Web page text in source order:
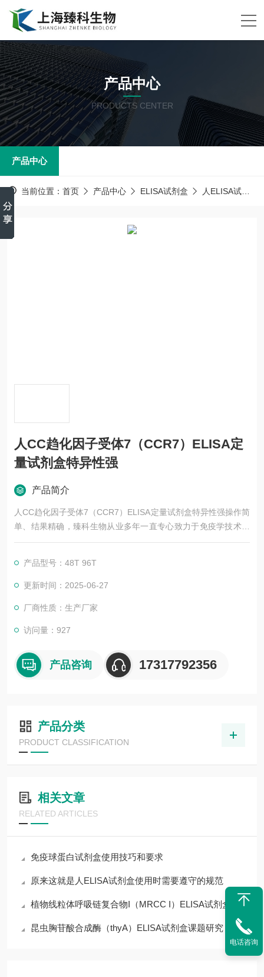
产品中心
PRODUCTS CENTER
产品中心
当前位置： 首页 产品中心 ELISA试剂盒 人ELISA试剂盒
人CC趋化因子受体7（CCR7）ELISA定
量试剂盒特异性强
产品简介
人CC趋化因子受体7（CCR7）ELISA定量试剂盒特异性强操作简
单、结果精确，臻科生物从业多年一直专心致力于免疫学技术的
积累与发展，以其优质的产品质量与专业的技术服务，赢得业内
保持良好的合作关系，共同努力合作共赢。
产品型号：48T 96T
更新时间：2025-06-27
厂商性质：生产厂家
访问量：927
产品咨询 17317792356
产品分类
PRODUCT CLASSIFICATION
相关文章
RELATED ARTICLES
免疫球蛋白试剂盒使用技巧和要求
原来这就是人ELISA试剂盒使用时需要遵守的规范
植物线粒体呼吸链复合物I（MRCC I）ELISA试剂盒
昆虫胸苷酸合成酶（thyA）ELISA试剂盒课题研究
电话咨询